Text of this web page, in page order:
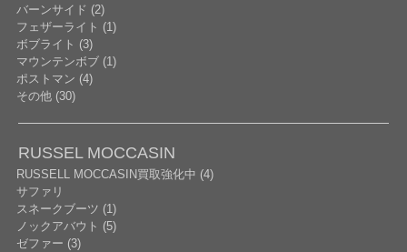
バーンサイド (2)
フェザーライト (1)
ボブライト (3)
マウンテンボブ (1)
ポストマン (4)
その他 (30)
RUSSEL MOCCASIN
RUSSELL MOCCASIN買取強化中 (4)
サファリ
スネークブーツ (1)
ノックアバウト (5)
ゼファー (3)